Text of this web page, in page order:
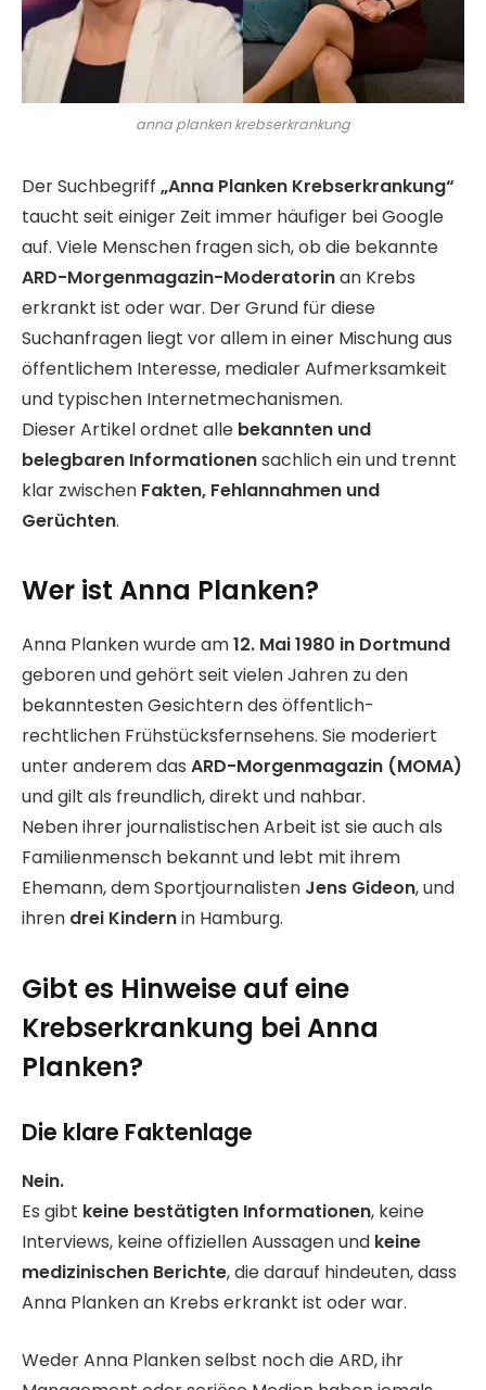
anna planken krebserkrankung
Der Suchbegriff „Anna Planken Krebserkrankung“
taucht seit einiger Zeit immer häufiger bei Google
auf. Viele Menschen fragen sich, ob die bekannte
ARD-Morgenmagazin-Moderatorinan Krebs
erkrankt ist oder war. Der Grund für diese
Suchanfragen liegt vor allem in einer Mischung aus
öffentlichem Interesse, medialer Aufmerksamkeit
und typischen Internetmechanismen.
Dieser Artikel ordnet alle bekannten und
belegbaren Informationensachlich ein und trennt
klar zwischen Fakten, Fehlannahmen und
Gerüchten.
Wer ist Anna Planken?
Anna Planken wurde am12. Mai 1980 in Dortmund
geboren und gehört seit vielen Jahren zu den
bekanntesten Gesichtern des öffentlich-
rechtlichen Frühstücksfernsehens. Sie moderiert
unter anderem das ARD-Morgenmagazin (MOMA)
und gilt als freundlich, direkt und nahbar.
Neben ihrer journalistischen Arbeit ist sie auch als
Familienmensch bekannt und lebt mit ihrem
Ehemann, dem Sportjournalisten Jens Gideon, und
ihren drei Kindernin Hamburg.
Gibt es Hinweise auf eine
Krebserkrankung bei Anna
Planken?
Die klare Faktenlage
Nein.
Es gibt keine bestätigten Informationen, keine
Interviews, keine offiziellen Aussagen und keine
medizinischen Berichte, die darauf hindeuten, dass
Anna Planken an Krebs erkrankt ist oder war.
Weder Anna Planken selbst noch die ARD, ihr